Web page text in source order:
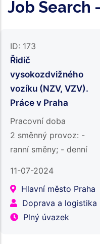
Job Search
ID: 173
Řidič
vysokozdvižného
vozíku (NZV, VZV).
Práce v Praha
Pracovní doba
2 směnný provoz: -
ranní směny; - denní
Odpovědnostiobsluha
vysokozdvižného
vozíku (retrak) a
11-07-2024
Hlavní město Praha
Doprava a logistika
Plný úvazek